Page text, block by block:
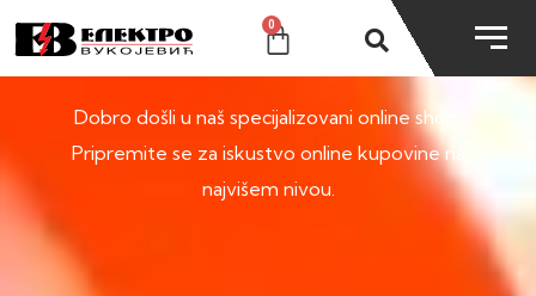
0
SHOP
Dobro došli u naš specijalizovani online shop.
Pripremite se za iskustvo online kupovine na
najvišem nivou.